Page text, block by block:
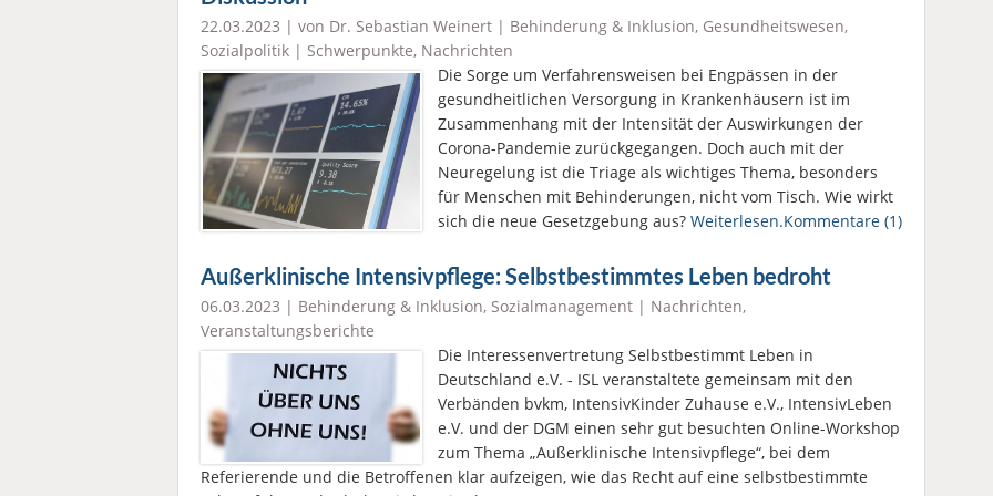
22.03.2023 | von Dr. Sebastian Weinert | Behinderung & Inklusion, Gesundheitswesen,
Sozialpolitik | Schwerpunkte, Nachrichten
Die Sorge um Verfahrensweisen bei Engpässen in der
gesundheitlichen Versorgung in Krankenhäusern ist im
Zusammenhang mit der Intensität der Auswirkungen der
Corona-Pandemie zurückgegangen. Doch auch mit der
Neuregelung ist die Triage als wichtiges Thema, besonders
für Menschen mit Behinderungen, nicht vom Tisch. Wie wirkt
sich die neue Gesetzgebung aus? Weiterlesen.Kommentare (1)
Außerklinische Intensivpflege: Selbstbestimmtes Leben bedroht
06.03.2023 | Behinderung & Inklusion, Sozialmanagement | Nachrichten,
Veranstaltungsberichte
Die Interessenvertretung Selbstbestimmt Leben in
Deutschland e.V. - ISL veranstaltete gemeinsam mit den
Verbänden bvkm, IntensivKinder Zuhause e.V., IntensivLeben
e.V. und der DGM einen sehr gut besuchten Online-Workshop
zum Thema „Außerklinische Intensivpflege“, bei dem
Referierende und die Betroffenen klar aufzeigen, wie das Recht auf eine selbstbestimmte